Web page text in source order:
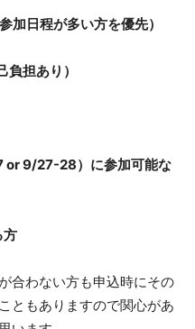
加日程が多い方を優先）
担あり）
9/27-28）に参加可能な
わない方も申込時にその
ともありますので関心があ